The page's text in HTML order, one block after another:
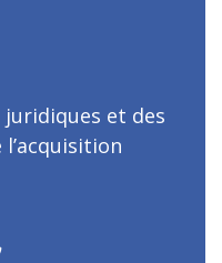
juridiques et des